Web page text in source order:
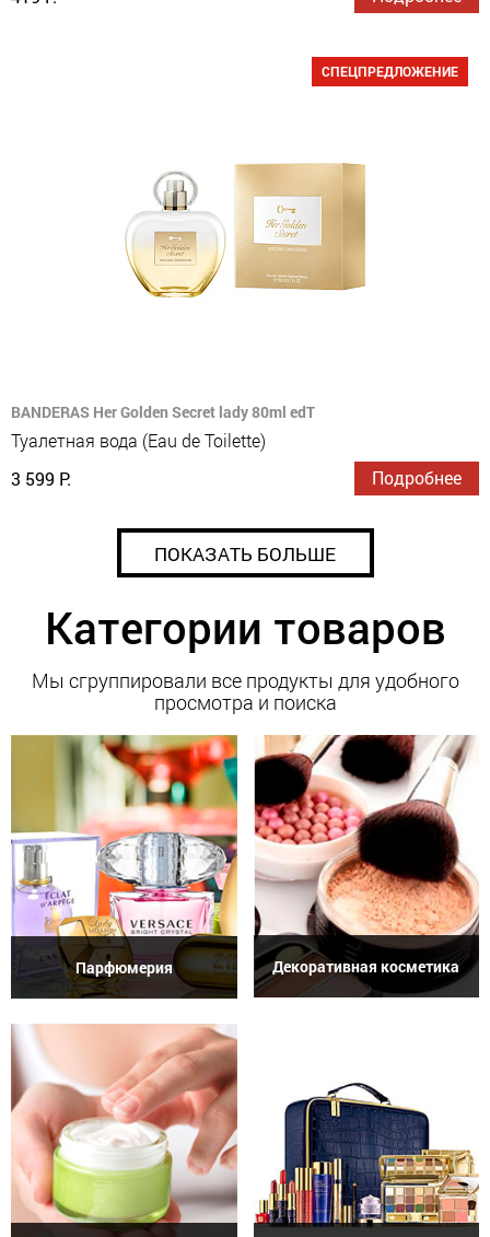
СПЕЦПРЕДЛОЖЕНИЕ
BANDERAS Her Golden Secret lady 80ml edT
Туалетная вода (Eau de Toilette)
3 599 Р.
Подробнее
ПОКАЗАТЬ БОЛЬШЕ
Категории товаров
Мы сгруппировали все продукты для удобного
просмотра и поиска
Парфюмерия Декоративная косметика